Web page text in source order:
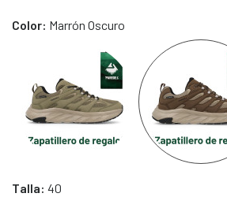
Color: Marrón Oscuro
Talla: 40